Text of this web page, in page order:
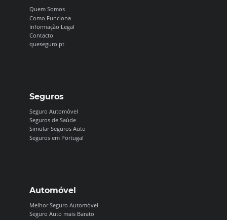
Quem Somos
Como Funciona
Informação Legal
Contacto
queseguro.pt
Seguros
Seguro Automóvel
Seguros de Saúde
Simular Seguros Auto
Seguros em Portugal
Automóvel
Melhor Seguro Automóvel
Seguro Auto mais Barato